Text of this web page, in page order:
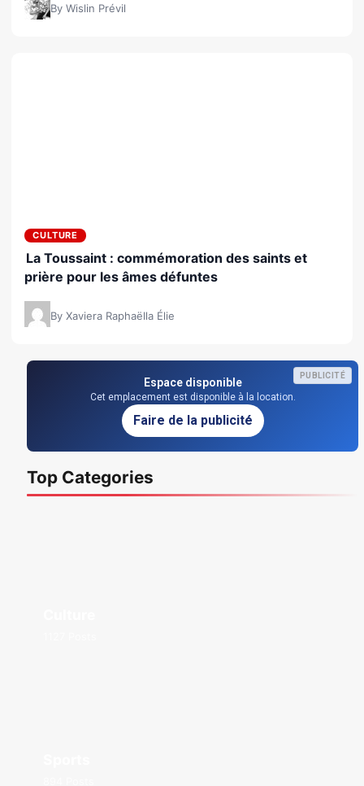
By Wislin Prévil
CULTURE
La Toussaint : commémoration des saints et
prière pour les âmes défuntes
By Xaviera Raphaëlla Élie
PUBLICITÉ
Espace disponible
Cet emplacement est disponible à la location.
Faire de la publicité
Top Categories